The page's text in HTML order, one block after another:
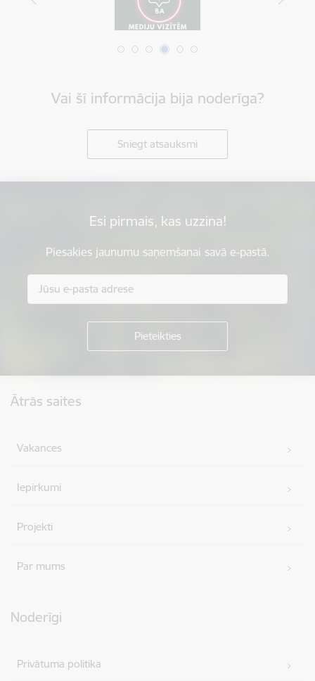
Vai šī informācija bija noderīga?
Sniegt atsauksmi
Esi pirmais, kas uzzina!
Piesakies jaunumu saņemšanai savā e-pastā.
Ātrās saites
Vakances
Iepirkumi
Projekti
Par mums
Noderīgi
Privātuma politika